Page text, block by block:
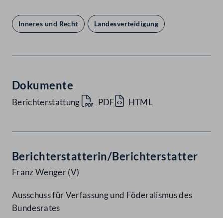
Inneres und Recht Landesverteidigung
Dokumente
Berichterstattung PDF HTML
Berichterstatterin/Berichterstatter
Franz Wenger(V)
Ausschuss für Verfassung und Föderalismus des
Bundesrates